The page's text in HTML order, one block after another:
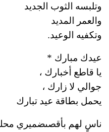
وتلبسه الثوب الجديد
والعمر المديد
وتكفيه الوعيد.
عيدك مبارك *
يا قاطع أخبارك ،
جوالي لا زارك ،
يحمل بطاقة عيد تبارك
ناسٍ لهم بأقصىضميري